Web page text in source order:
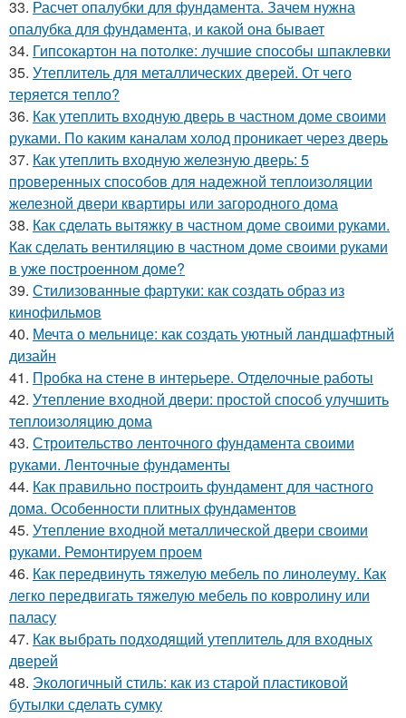
33. Расчет опалубки для фундамента. Зачем нужна
опалубка для фундамента, и какой она бывает
34. Гипсокартон на потолке: лучшие способы шпаклевки
35. Утеплитель для металлических дверей. От чего
теряется тепло?
36. Как утеплить входную дверь в частном доме своими
руками. По каким каналам холод проникает через дверь
37. Как утеплить входную железную дверь: 5
проверенных способов для надежной теплоизоляции
железной двери квартиры или загородного дома
38. Как сделать вытяжку в частном доме своими руками.
Как сделать вентиляцию в частном доме своими руками
в уже построенном доме?
39. Стилизованные фартуки: как создать образ из
кинофильмов
40. Мечта о мельнице: как создать уютный ландшафтный
дизайн
41. Пробка на стене в интерьере. Отделочные работы
42. Утепление входной двери: простой способ улучшить
теплоизоляцию дома
43. Строительство ленточного фундамента своими
руками. Ленточные фундаменты
44. Как правильно построить фундамент для частного
дома. Особенности плитных фундаментов
45. Утепление входной металлической двери своими
руками. Ремонтируем проем
46. Как передвинуть тяжелую мебель по линолеуму. Как
легко передвигать тяжелую мебель по ковролину или
паласу
47. Как выбрать подходящий утеплитель для входных
дверей
48. Экологичный стиль: как из старой пластиковой
бутылки сделать сумку